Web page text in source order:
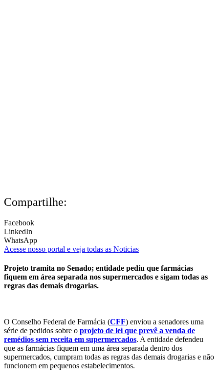
Compartilhe:
Facebook
LinkedIn
WhatsApp
Acesse nosso portal e veja todas as Noticias
Projeto tramita no Senado; entidade pediu que farmácias
fiquem em área separada nos supermercados e sigam todas as
regras das demais drogarias.
O Conselho Federal de Farmácia (CFF) enviou a senadores uma
série de pedidos sobre o projeto de lei que prevê a venda de
remédios sem receita em supermercados. A entidade defendeu
que as farmácias fiquem em uma área separada dentro dos
supermercados, cumpram todas as regras das demais drogarias e não
funcionem em pequenos estabelecimentos.